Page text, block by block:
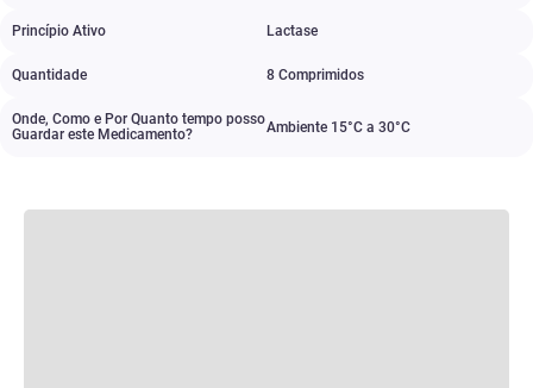
Princípio Ativo Lactase
Quantidade 8 Comprimidos
Onde, Como e Por Quanto tempo posso
Guardar este Medicamento?
Ambiente 15°C a 30°C